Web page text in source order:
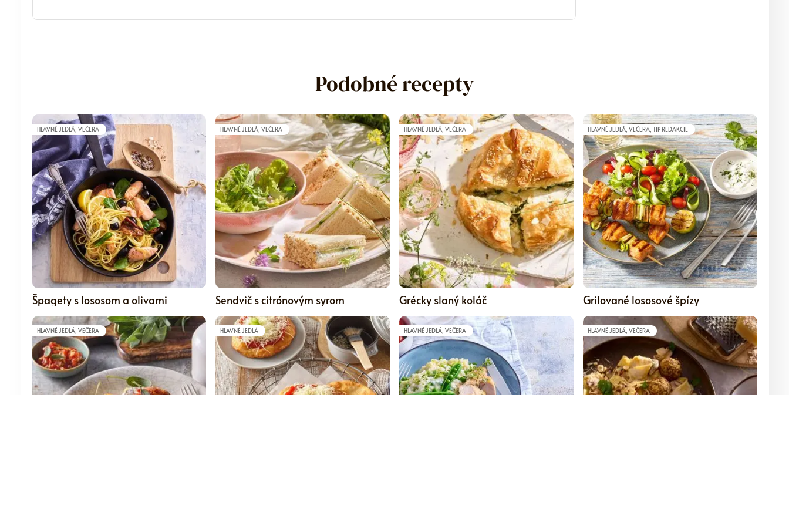
Podobné recepty
HLAVNÉ JEDLÁ, VEČERA
5
Špagety s lososom a olivami
HLAVNÉ JEDLÁ, VEČERA
5
Sendvič s citrónovým syrom
HLAVNÉ JEDLÁ, VEČERA
5
Grécky slaný koláč
HLAVNÉ JEDLÁ, VEČERA, TIP REDAKCIE
Grilované lososové špízy
HLAVNÉ JEDLÁ, VEČERA HLAVNÉ JEDLÁ HLAVNÉ JEDLÁ, VEČERA HLAVNÉ JEDLÁ, VEČERA